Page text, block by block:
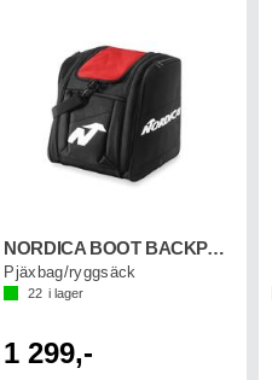
NORDICA BOOT BACKPACK Svart/Röd
Pjäxbag/ryggsäck
22 i lager
1 299,-